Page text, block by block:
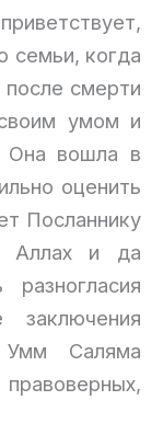
семьи, когда
смерти
умом и
Она вошла в
оценить
Посланнику
Аллах и да
разногласия
заключения
Умм Саляма